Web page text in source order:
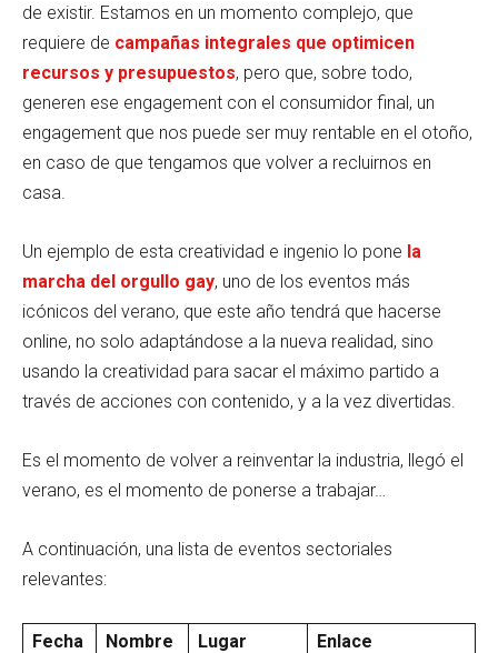
de existir. Estamos en un momento complejo, que
requiere de campañas integrales que optimicen
recursos y presupuestos, pero que, sobre todo,
generen ese engagement con el consumidor final, un
engagement que nos puede ser muy rentable en el otoño,
en caso de que tengamos que volver a recluirnos en
casa.
Un ejemplo de esta creatividad e ingenio lo pone la
marcha del orgullo gay, uno de los eventos más
icónicos del verano, que este año tendrá que hacerse
online, no solo adaptándose a la nueva realidad, sino
usando la creatividad para sacar el máximo partido a
través de acciones con contenido, y a la vez divertidas.
Es el momento de volver a reinventar la industria, llegó el
verano, es el momento de ponerse a trabajar…
A continuación, una lista de eventos sectoriales
relevantes:
Fecha Nombre Lugar
Enlace